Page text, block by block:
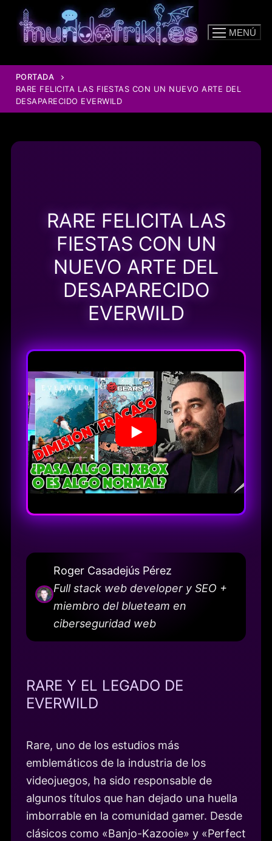
contenido
MENÚ
PORTADA
RARE FELICITA LAS FIESTAS CON UN NUEVO ARTE DEL
DESAPARECIDO EVERWILD
RARE FELICITA LAS
FIESTAS CON UN
NUEVO ARTE DEL
DESAPARECIDO
EVERWILD
Roger Casadejús Pérez
Full stack web developer y SEO +
miembro del blueteam en
ciberseguridad web
RARE Y EL LEGADO DE
EVERWILD
Rare, uno de los estudios más
emblemáticos de la industria de los
videojuegos, ha sido responsable de
algunos títulos que han dejado una huella
imborrable en la comunidad gamer. Desde
clásicos como «Banjo-Kazooie» y «Perfect